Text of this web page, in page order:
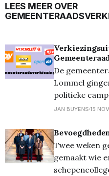
LEES MEER OVER
De
Lommel
politieke
financiële
partijen: * CD&V: € 25.000,00 * N-VA: €
23.450,30 * Vooruit: € 20.843,10 * Open
JAN BUYENS 15
Twee weken
gemaakt wie